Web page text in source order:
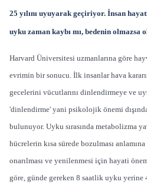
25 yılını uyuyarak geçiriyor. İnsan
uyku zaman kaybı mı, bedenin olmazsa
Harvard Üniversitesi uzmanlarına göre
evrimin bir sonucu. İlk insanlar hava
gecelerini vücutlarını dinlendirmeye ve
'dinlendirme' yani psikolojik önemi
bulunuyor. Uyku sırasında metabolizma
hücrelerin kısa sürede bozulması
onarılması ve yenilenmesi için hayati
göre, günde gereken 8 saatlik uyku